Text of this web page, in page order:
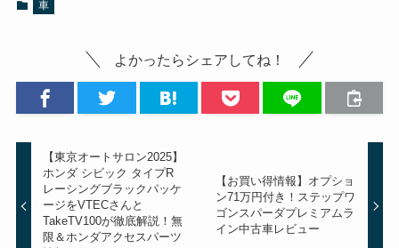
車
よかったらシェアしてね！
【東京オートサロン2025】
ホンダ シビック タイプR
レーシングブラックパッケ
ージをVTECさんと
TakeTV100が徹底解説！無
限＆ホンダアクセスパーツ
【お買い得情報】オプショ
ン71万円付き！ステップワ
ゴンスパーダプレミアムラ
イン中古車レビュー